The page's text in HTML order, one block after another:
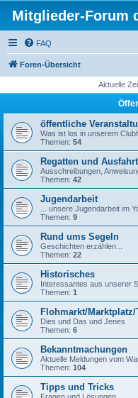
Mitglieder-Forum
FAQ
Foren-Übersicht
Aktuelle
öffentliche
Was ist los in unserem
Themen: 54
Regatten und
Ausschreibungen,
Themen: 42
Jugendarbeit
... unsere Jugendarbeit im
Themen: 9
Rund ums Segeln
Geschichten erzählen...
Themen: 22
Historisches
Interessantes aus unserer
Themen: 1
Flohmarkt/
Dies und Das und Jenes
Themen: 6
Bekanntmachungen
Aktuelle Meldungen vom
Themen: 104
Tipps und Tricks